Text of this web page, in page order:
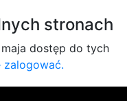
stronach
dostęp do tych
zalogować.